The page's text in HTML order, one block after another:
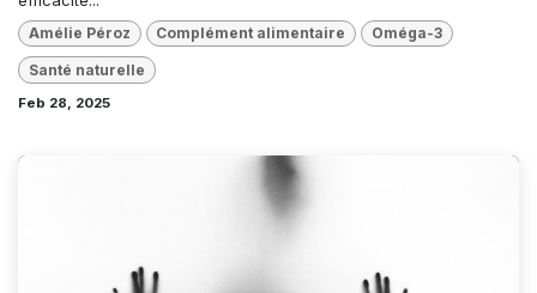
Amélie Péroz Complément alimentaire Oméga-3
Santé naturelle
Feb 28, 2025